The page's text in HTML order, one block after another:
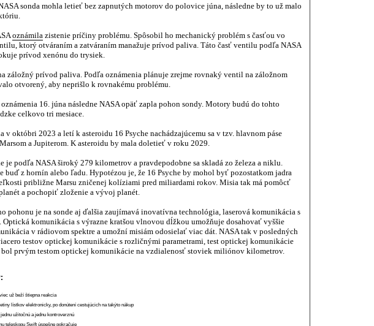
sonda mohla letieť bez zapnutých motorov do polovice júna, následne by to už malo
oznámila zistenie príčiny problému. Spôsobil ho mechanický problém s časťou vo
ktorý otváraním a zatváraním manažuje prívod paliva. Táto časť ventilu podľa NASA
prívod xenónu do trysiek.
záložný prívod paliva. Podľa oznámenia plánuje zrejme rovnaký ventil na záložnom
otvorený, aby neprišlo k rovnakému problému.
16. júna následne NASA opäť zapla pohon sondy. Motory budú do tohto
celkovo tri mesiace.
v októbri 2023 a letí k asteroidu 16 Psyche nachádzajúcemu sa v tzv. hlavnom páse
a Jupiterom. K asteroidu by mala doletieť v roku 2029.
je podľa NASA široký 279 kilometrov a pravdepodobne sa skladá zo železa a niklu.
buď z hornín alebo ľadu. Hypotézou je, že 16 Psyche by mohol byť pozostatkom jadra
približne Marsu zničenej kolíziami pred miliardami rokov. Misia tak má pomôcť
a pochopiť zloženie a vývoj planét.
pohonu je na sonde aj ďalšia zaujímavá inovatívna technológia, laserová komunikácia s
Optická komunikácia s výrazne kratšou vlnovou dĺžkou umožňuje dosahovať vyššie
v rádiovom spektre a umožní misiám odosielať viac dát. NASA tak v posledných
testov optickej komunikácie s rozličnými parametrami, test optickej komunikácie
bol prvým testom optickej komunikácie na vzdialenosť stoviek miliónov kilometrov.
už beží štiepna reakcia
lístkov elektronicky, po donútení cestujúcich na takýto nákup
užitočnú a jednu kontroverznú
teleskopu Swift úspešne pokračuje